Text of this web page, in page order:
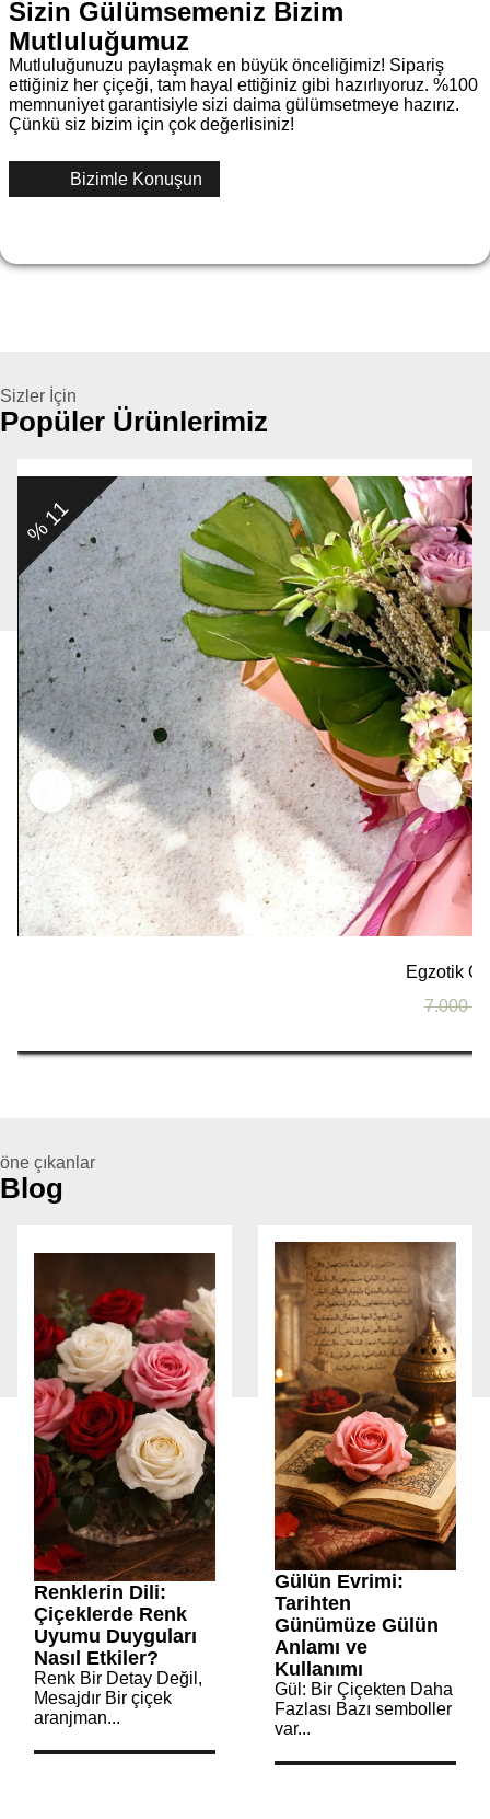
Sizin Gülümsemeniz Bizim
Mutluluğumuz
Mutluluğunuzu paylaşmak en büyük önceliğimiz! Sipariş
ettiğiniz her çiçeği, tam hayal ettiğiniz gibi hazırlıyoruz. %100
memnuniyet garantisiyle sizi daima gülümsetmeye hazırız.
Çünkü siz bizim için çok değerlisiniz!
Bizimle Konuşun
Sizler İçin
Popüler Ürünlerimiz
% 11
Egzotik
7.000
öne çıkanlar
Blog
Renklerin Dili:
Çiçeklerde Renk
Uyumu Duyguları
Nasıl Etkiler?
Renk Bir Detay Değil,
Mesajdır Bir çiçek
aranjman...
Gülün Evrimi:
Tarihten
Günümüze Gülün
Anlamı ve
Kullanımı
Gül: Bir Çiçekten Daha
Fazlası Bazı semboller
var...